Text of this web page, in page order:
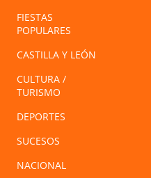
FIESTAS
POPULARES
CASTILLA Y LEÓN
CULTURA /
TURISMO
DEPORTES
SUCESOS
NACIONAL